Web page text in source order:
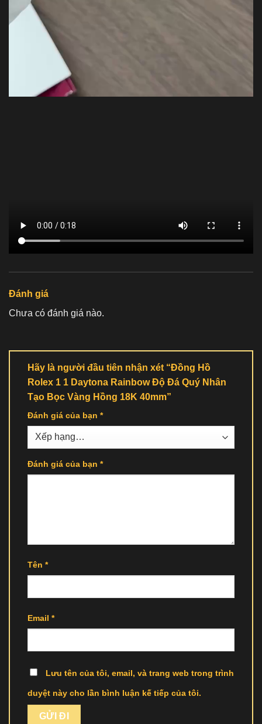
Đánh giá
Chưa có đánh giá nào.
Hãy là người đầu tiên nhận xét “Đồng Hồ
Rolex 1 1 Daytona Rainbow Độ Đá Quý Nhân
Tạo Bọc Vàng Hồng 18K 40mm”
Đánh giá của bạn *
Đánh giá của bạn *
Tên *
Email *
Lưu tên của tôi, email, và trang web trong trình
duyệt này cho lần bình luận kế tiếp của tôi.